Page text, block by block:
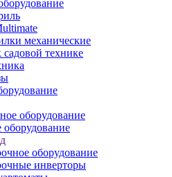
механические
садовой технике
оборудование
оборудование
оборудование
инверторы